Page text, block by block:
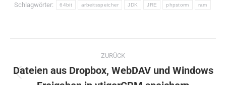
Schlagwörter: 64bit arbeitsspeicher JDK JRE phpstorm ram
Kommentarnavigation
ZURÜCK
Dateien aus Dropbox, WebDAV und Windows